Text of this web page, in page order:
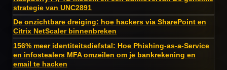
strategie van UNC2891
De onzichtbare dreiging: hoe hackers via SharePoint en
Citrix NetScaler binnenbreken
156% meer identiteitsdiefstal: Hoe Phishing-as-a-Service
en infostealers MFA omzeilen om je bankrekening en
email te hacken